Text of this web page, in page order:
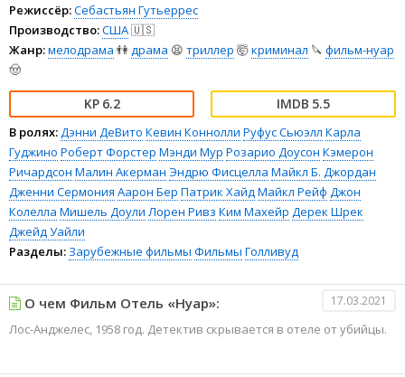
Режиссёр:Себастьян Гутьеррес
Производство:США🇺🇸
Жанр:мелодрама 👫 драма 😫 триллер 🤯криминал 🔪 фильм-нуар
🤠
6.2 5.5
В ролях: Дэнни ДеВито Кевин Коннолли Руфус Сьюэлл Карла
Гуджино Роберт Форстер Мэнди Мур Розарио Доусон Кэмерон
Ричардсон Малин Акерман Эндрю Фисцелла Майкл Б. Джордан
Дженни Сермония Аарон Бер Патрик Хайд Майкл Рейф Джон
Колелла Мишель Доули Лорен Ривз Ким Махейр Дерек Шрек
Джейд Уайли
Разделы: Зарубежные фильмы Фильмы Голливуд
О чем Фильм Отель «Нуар»: 17.03.2021
Лос-Анджелес, 1958 год. Детектив скрывается в отеле от убийцы.